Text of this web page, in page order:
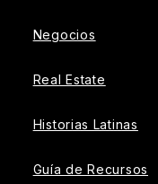
Negocios
Real Estate
Historias Latinas
Guía de Recursos